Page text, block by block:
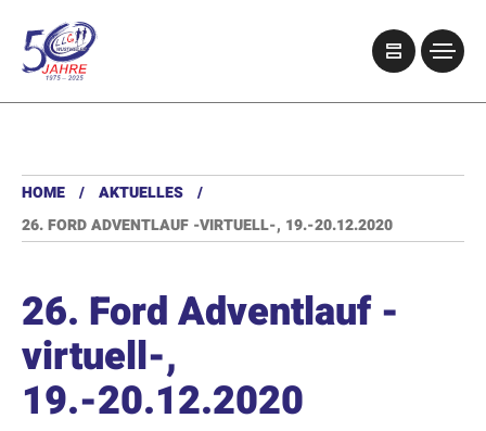
HOME
AKTUELLES
26. FORD ADVENTLAUF -VIRTUELL-, 19.-20.12.2020
26. Ford Adventlauf -
virtuell-,
19.-20.12.2020